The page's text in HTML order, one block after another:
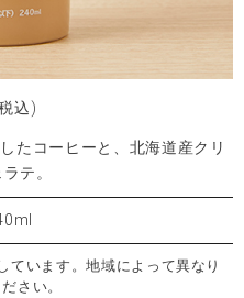
込)
たコーヒーと、北海道産クリ
テ。
ています。地域によって異なり
さい。